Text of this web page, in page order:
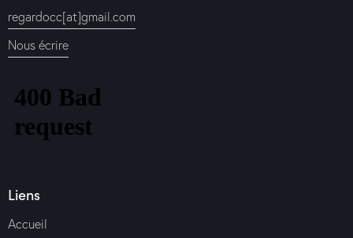
regardocc[at]gmail.com
Nous écrire
Liens
Accueil